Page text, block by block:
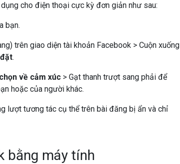
cho điện thoại cực kỳ đơn giản như sau:
bạn.
trên giao diện tài khoản Facebook > Cuộn xuống
.
về cảm xúc> Gạt thanh trượt sang phải để
hoặc của người khác.
lượt tương tác cụ thể trên bài đăng bị ẩn và chỉ
bằng máy tính